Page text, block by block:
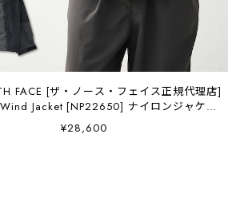
フェイス正規代理店]
Jacket [NP22650] ナイロンジャケッ
ー・シェルジャケット・ウィンドブレーカ
アウトドア・撥水・MEN'S [2026SS]
¥28,600